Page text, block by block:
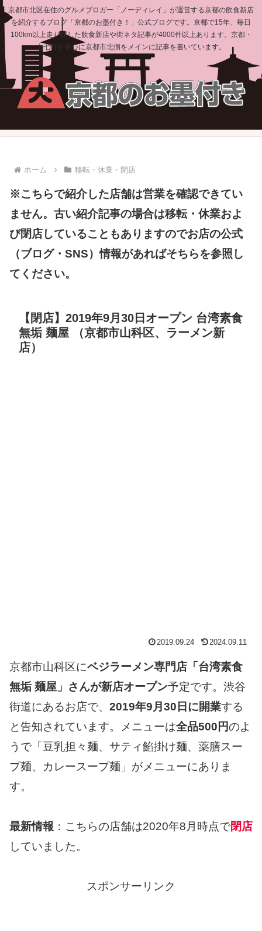
京都市北区在住のグルメブロガー「ノーディレイ」が運営する京都の飲食新店
を紹介するブログ「京都のお墨付き！」公式ブログです。京都で15年、毎日
100km以上走り探した飲食新店や街ネタ記事が4000件以上あります。京都・
上七軒を中心に京都市北側をメインに記事を書いています。
ホーム 移転・休業・閉店
※こちらで紹介した店舗は営業を確認できてい
ません。古い紹介記事の場合は移転・休業およ
び閉店していることもありますのでお店の公式
（ブログ・SNS）情報があればそちらを参照し
てください。
【閉店】2019年9月30日オープン 台湾素食
無垢 麺屋 （京都市山科区、ラーメン新
店）
2019.09.24 2024.09.11
京都市山科区にベジラーメン専門店「台湾素食
無垢 麺屋」さんが新店オープン予定です。渋谷
街道にあるお店で、 2019年9月30日に開業する
と告知されています。メニューは全品500円のよ
うで「豆乳担々麺、サティ餡掛け麺、薬膳スー
プ麺、カレースープ麺」がメニューにありま
す。
最新情報 ：こちらの店舗は2020年8月時点で閉店
していました。
スポンサーリンク